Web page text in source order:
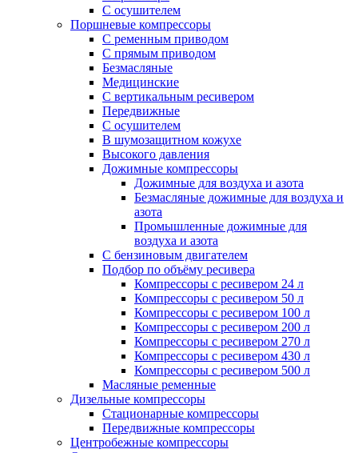
С осушителем
Поршневые компрессоры
С ременным приводом
С прямым приводом
Безмасляные
Медицинские
С вертикальным ресивером
Передвижные
С осушителем
В шумозащитном кожухе
Высокого давления
Дожимные компрессоры
Дожимные для воздуха и азота
Безмасляные дожимные для воздуха и
азота
Промышленные дожимные для
воздуха и азота
С бензиновым двигателем
Подбор по объёму ресивера
Компрессоры с ресивером 24 л
Компрессоры с ресивером 50 л
Компрессоры с ресивером 100 л
Компрессоры с ресивером 200 л
Компрессоры с ресивером 270 л
Компрессоры с ресивером 430 л
Компрессоры с ресивером 500 л
Масляные ременные
Дизельные компрессоры
Стационарные компрессоры
Передвижные компрессоры
Центробежные компрессоры